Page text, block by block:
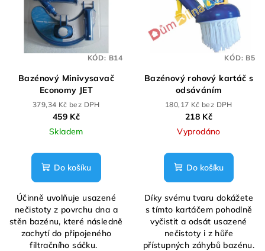
Bazénový Minivysavač
Economy JET
379,34 Kč bez DPH
459 Kč
Skladem
Do košíku
Účinně uvolňuje usazené
nečistoty z povrchu dna a
stěn bazénu, které následně
zachytí do připojeného
filtračního sáčku.
KÓD: B14
Bazénový rohový kartáč s
odsáváním
180,17 Kč bez DPH
218 Kč
Vyprodáno
Do košíku
Díky svému tvaru dokážete
s tímto kartáčem pohodlně
vyčistit a odsát usazené
nečistoty i z hůře
přístupných záhybů bazénu.
KÓD: B5